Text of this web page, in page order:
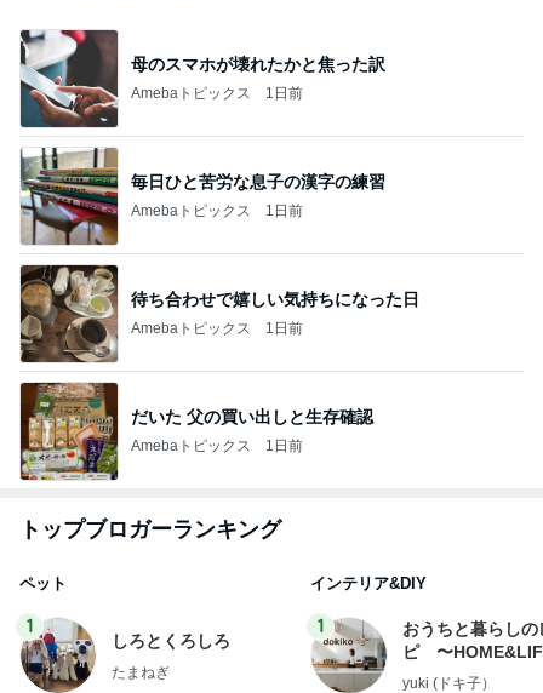
母のスマホが壊れたかと焦った訳
Amebaトピックス 1日前
毎日ひと苦労な息子の漢字の練習
Amebaトピックス 1日前
待ち合わせで嬉しい気持ちになった日
Amebaトピックス 1日前
だいた 父の買い出しと生存確認
Amebaトピックス 1日前
トップブロガーランキング
ペット
1
しろとくろしろ
たまねぎ
インテリア&DIY
1
おうちと暮らしの
ピ 〜
yuki (ドキ子）